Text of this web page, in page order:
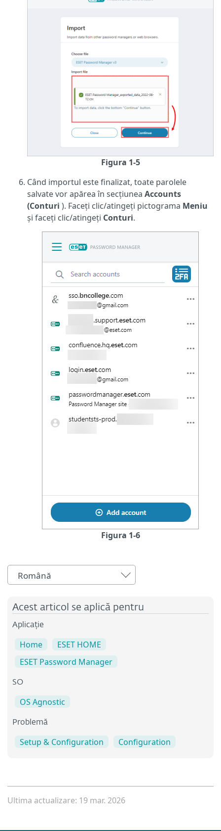
Figura 1-5
Când importul este finalizat, toate parolele
salvate vor apărea în secțiunea Accounts
(Conturi ). Faceți clic/atingeți pictograma Meniu
și faceți clic/atingeți Conturi.
Figura 1-6
Română
Acest articol se aplică pentru
Aplicație
Home
ESET HOME
ESET Password Manager
SO
OS Agnostic
Problemă
Setup & Configuration Configuration
Ultima actualizare: 19 mar. 2026